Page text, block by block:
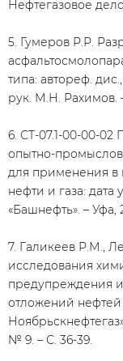
Нефтегазовое
5. Гумеров Р.Р.
типа: автореф.
рук. М.Н. Рахимов.
6. СТ-07.1-00-00-
опытно-
для применения в
нефти и газа:
«Башнефть». – Уфа,
7. Галикеев Р.М.,
исследования
предупреждения
отложений
№ 9. – С. 36-39.